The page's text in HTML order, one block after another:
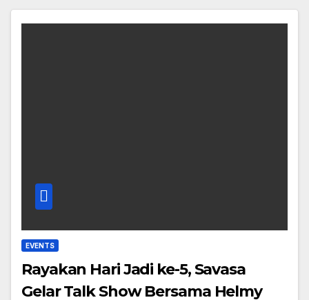
EVENTS
Rayakan Hari Jadi ke-5, Savasa
Gelar Talk Show Bersama Helmy